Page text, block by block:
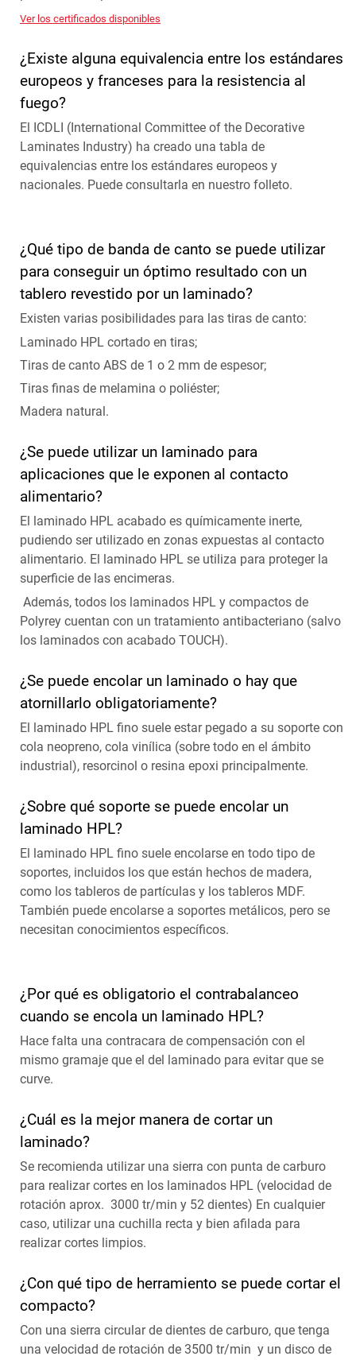
Ver los certificados disponibles
¿Existe alguna equivalencia entre los estándares
europeos y franceses para la resistencia al
fuego?
El ICDLI (International Committee of the Decorative
Laminates Industry) ha creado una tabla de
equivalencias entre los estándares europeos y
nacionales. Puede consultarla en nuestro folleto.
¿Qué tipo de banda de canto se puede utilizar
para conseguir un óptimo resultado con un
tablero revestido por un laminado?
Existen varias posibilidades para las tiras de canto:
Laminado HPL cortado en tiras;
Tiras de canto ABS de 1 o 2 mm de espesor;
Tiras finas de melamina o poliéster;
Madera natural.
¿Se puede utilizar un laminado para
aplicaciones que le exponen al contacto
alimentario?
El laminado HPL acabado es químicamente inerte,
pudiendo ser utilizado en zonas expuestas al contacto
alimentario. El laminado HPL se utiliza para proteger la
superficie de las encimeras.
Además, todos los laminados HPL y compactos de
Polyrey cuentan con un tratamiento antibacteriano (salvo
los laminados con acabado TOUCH).
¿Se puede encolar un laminado o hay que
atornillarlo obligatoriamente?
El laminado HPL fino suele estar pegado a su soporte con
cola neopreno, cola vinílica (sobre todo en el ámbito
industrial), resorcinol o resina epoxi principalmente.
¿Sobre qué soporte se puede encolar un
laminado HPL?
El laminado HPL fino suele encolarse en todo tipo de
soportes, incluidos los que están hechos de madera,
como los tableros de partículas y los tableros MDF.
También puede encolarse a soportes metálicos, pero se
necesitan conocimientos específicos.
¿Por qué es obligatorio el contrabalanceo
cuando se encola un laminado HPL?
Hace falta una contracara de compensación con el
mismo gramaje que el del laminado para evitar que se
curve.
¿Cuál es la mejor manera de cortar un
laminado?
Se recomienda utilizar una sierra con punta de carburo
para realizar cortes en los laminados HPL (velocidad de
rotación aprox. 3000 tr/min y 52 dientes) En cualquier
caso, utilizar una cuchilla recta y bien afilada para
realizar cortes limpios.
¿Con qué tipo de herramiento se puede cortar el
compacto?
Con una sierra circular de dientes de carburo, que tenga
una velocidad de rotación de 3500 tr/min y un disco de